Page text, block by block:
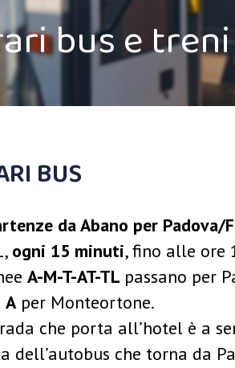
bus e treni
BUS
da Abano per
ogni 15 minuti, fino alle ore
A-M-T-AT-TL passano per
Aper Monteortone.
che porta all’hotel è a
dell’autobus che torna da